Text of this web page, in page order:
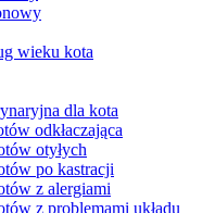
wieku kota
dla kota
odkłaczająca
otyłych
po kastracji
z alergiami
z problemami układu